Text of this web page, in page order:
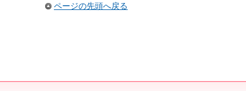
ページの先頭へ戻る